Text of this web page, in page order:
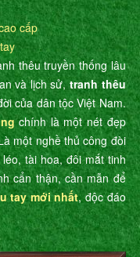
cấp
thêu truyền thống lâu
và lịch sử,tranh thêu
của dân tộc Việt Nam.
chính là một nét đẹp
một nghề thủ công đòi
tài hoa, đôi mắt tinh
cẩn thận, cần mẫn để
tay mới nhất, độc đáo